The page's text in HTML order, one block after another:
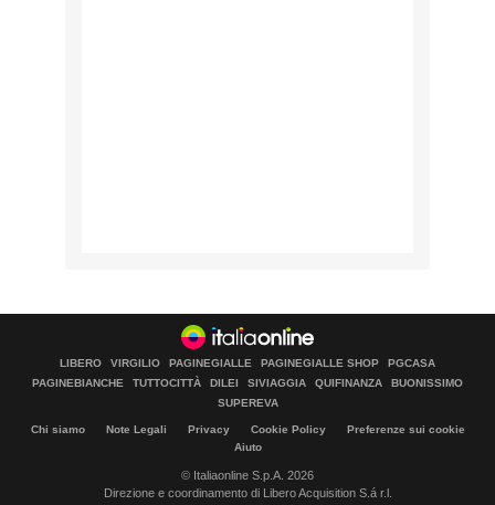
LIBERO VIRGILIO PAGINEGIALLE PAGINEGIALLE SHOP
PGCASA
PAGINEBIANCHE
TUTTOCITTÀ DILEI SIVIAGGIA QUIFINANZA
BUONISSIMO
SUPEREVA
Chi siamo Note Legali Privacy Cookie Policy
Preferenze sui cookie
Aiuto
© Italiaonline S.p.A. 2026
Direzione e coordinamento di Libero Acquisition S.á r.l.